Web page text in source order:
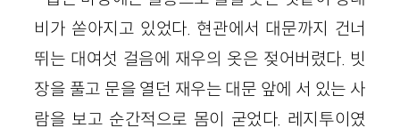
비가 쏟아지고 있었다. 현관에서 대문까지 건너
뛰는 대여섯 걸음에 재우의 옷은 젖어버렸다. 빗
장을 풀고 문을 열던 재우는 대문 앞에 서 있는 사
람을 보고 순간적으로 몸이 굳었다. 레지투이였